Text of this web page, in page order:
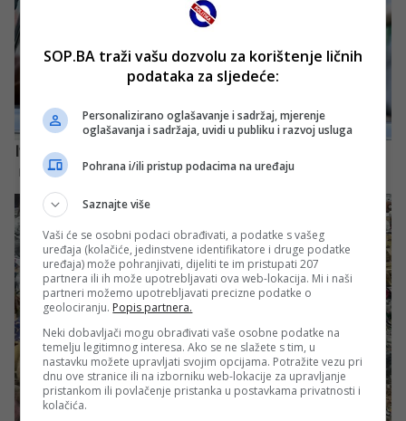
SOP.BA traži vašu dozvolu za korištenje ličnih
podataka za sljedeće:
Personalizirano oglašavanje i sadržaj, mjerenje
oglašavanja i sadržaja, uvidi u publiku i razvoj usluga
Pohrana i/ili pristup podacima na uređaju
Saznajte više
Vaši će se osobni podaci obrađivati, a podatke s vašeg
uređaja (kolačiće, jedinstvene identifikatore i druge podatke
uređaja) može pohranjivati, dijeliti te im pristupati 207
partnera ili ih može upotrebljavati ova web-lokacija. Mi i naši
partneri možemo upotrebljavati precizne podatke o
geolociranju. Popis partnera.
Neki dobavljači mogu obrađivati vaše osobne podatke na
temelju legitimnog interesa. Ako se ne slažete s tim, u
nastavku možete upravljati svojim opcijama. Potražite vezu pri
dnu ove stranice ili na izborniku web-lokacije za upravljanje
pristankom ili povlačenje pristanka u postavkama privatnosti i
kolačića.